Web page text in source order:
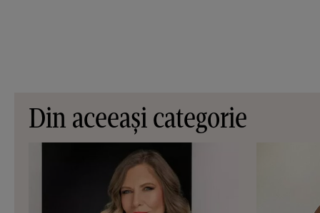
Din aceeași categorie